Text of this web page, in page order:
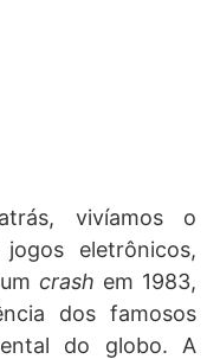
vivíamos o
eletrônicos,
umcrash em 1983,
dos famosos
do globo. A